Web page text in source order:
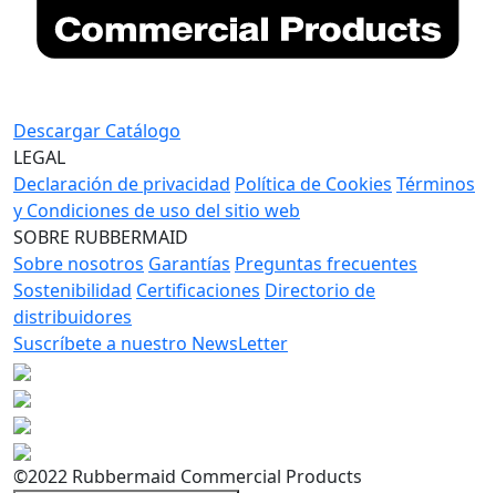
Descargar Catálogo
LEGAL
Declaración de privacidad Política de Cookies Términos
y Condiciones de uso del sitio web
SOBRE RUBBERMAID
Sobre nosotros Garantías Preguntas frecuentes
Sostenibilidad Certificaciones Directorio de
distribuidores
Suscríbete a nuestro NewsLetter
©2022 Rubbermaid Commercial Products